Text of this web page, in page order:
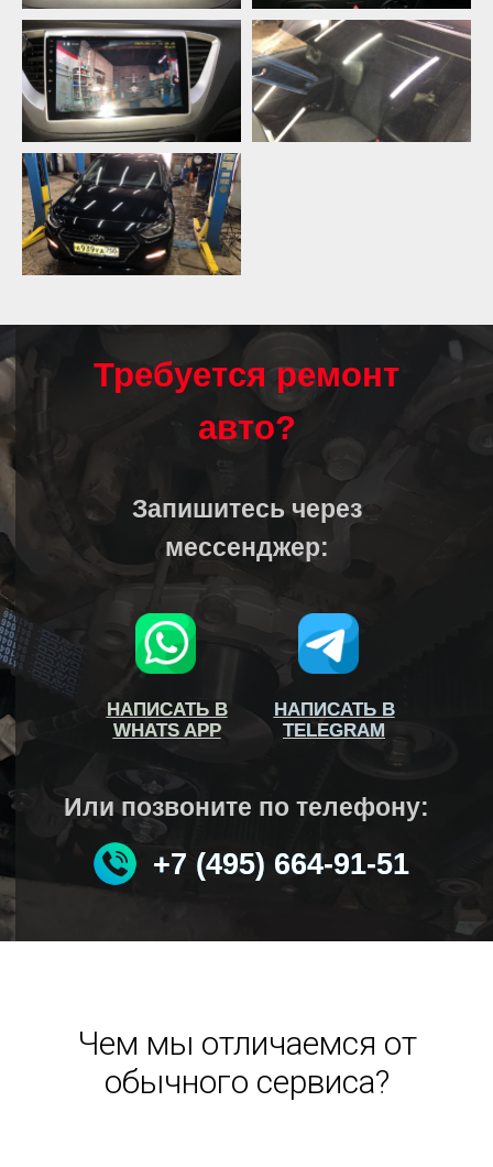
Запишитесь через
мессенджер:
+7 (495) 664-91-51
Требуется ремонт
авто?
Или позвоните по телефону:
НАПИСАТЬ В
TELEGRAM
НАПИСАТЬ В
WHATS APP
НАПИСАТЬ В
WHATS APP
НАПИСАТЬ В
TELEGRAM
+7 (495) 664-91-51
Чем мы отличаемся от
обычного сервиса?